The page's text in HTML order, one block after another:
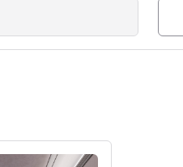
راجع التفاصيل